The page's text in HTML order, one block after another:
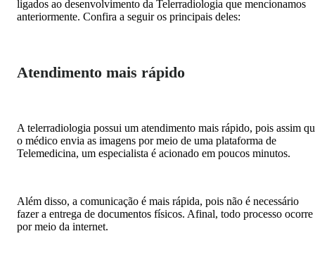
ligados ao desenvolvimento da Telerradiologia que mencionamos
anteriormente. Confira a seguir os principais deles:
Atendimento mais rápido
A telerradiologia possui um atendimento mais rápido, pois assim
o médico envia as imagens por meio de uma plataforma de
Telemedicina, um especialista é acionado em poucos minutos.
Além disso, a comunicação é mais rápida, pois não é necessário
fazer a entrega de documentos físicos. Afinal, todo processo ocorre
por meio da internet.